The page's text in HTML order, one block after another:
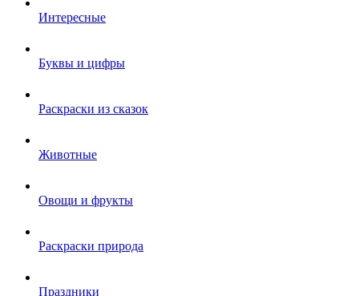
Интересные
Буквы и цифры
Раскраски из сказок
Животные
Овощи и фрукты
Раскраски природа
Праздники